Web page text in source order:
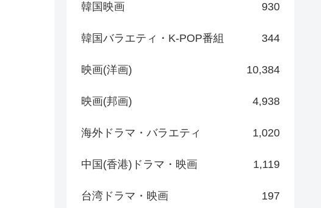
韓国映画 930
韓国バラエティ・K-POP番組 344
映画(洋画) 10,384
映画(邦画) 4,938
海外ドラマ・バラエティ 1,020
中国(香港)ドラマ・映画 1,119
台湾ドラマ・映画 197